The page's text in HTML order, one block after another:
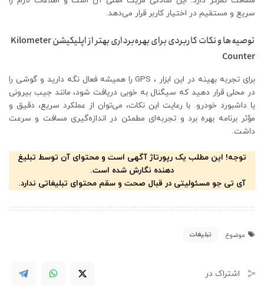
سریع و مستقیم در اختیار کاربر قرار می‌دهد.
توصیه‌ها و نکات کاربردی برای بهره‌برداری بهتر از اپلیکیشن Kilometer
Counter
برای تجربه بهینه در این ابزار ، GPS را همیشه فعال نگه دارید و گوشی را
در محلی قرار دهید که سیگنال به خوبی دریافت شود، مانند جیب بیرونی
یا داشبورد خودرو. با رعایت این نکات، می‌توان از عملکرد سریع، دقیق و
مؤثر برنامه بهره برد و تجربه‌ای مطمئن در اندازه‌گیری مسافت و سرعت
داشت.
توجه! این مطلب یک رپورتاژ آگهی است و محتوای آن توسط تبلیغ
دهنده نگارش شده است.
آی تی جو مسئولیتی در قبال صحت و سقم محتوای تبلیغاتی ندارد.
موضوع تبلیغات
اشتراک در